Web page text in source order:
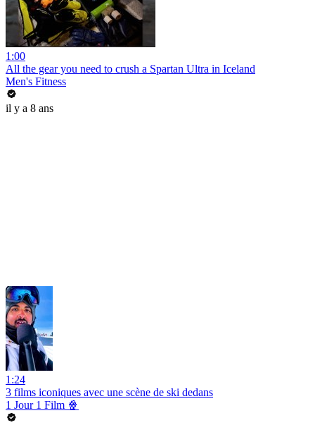
1:00
All the gear you need to crush a Spartan Ultra in Iceland
Men's Fitness
il y a 8 ans
1:24
3 films iconiques avec une scène de ski dedans
1 Jour 1 Film 🍿